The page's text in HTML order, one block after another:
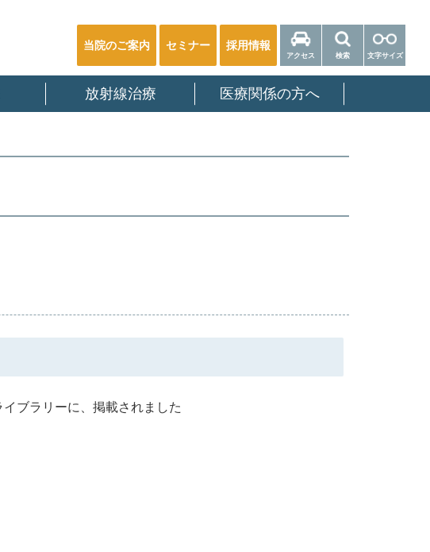
当院のご案内 セミナー 採用情報
アクセス 検索 文字サイズ
放射線治療 医療関係の方へ
ブラリーに、掲載されました